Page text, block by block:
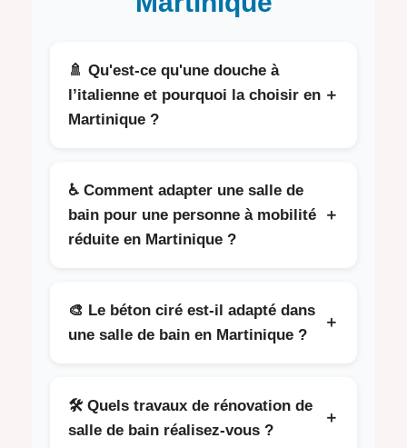
🚿 Qu'est-ce qu'une douche à
l’italienne et pourquoi la choisir en
Martinique ?
＋
plain-pied, sans marche ni bac apparent. En
Martinique, elle est idéale pour son confort,
son accessibilité, sa ventilation naturelle et
son entretien facile. Elle offre aussi une
♿ Comment adapter une salle de
bain pour une personne à mobilité
réduite en Martinique ?
＋
proposer un accès sans obstacle, une
douche à l’italienne sécurisée, des barres
d’appui, un siège rabattable, un lavabo adapté
🎨 Le béton ciré est-il adapté dans
une salle de bain en Martinique ?
＋
climat de la Martinique. Il est imperméable,
sans joints, facile à nettoyer et très
esthétique. Une protection hydrofuge
🛠️ Quels travaux de rénovation de
salle de bain réalisez-vous ?
＋